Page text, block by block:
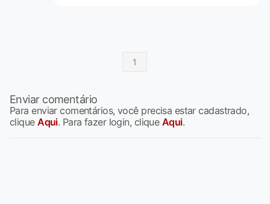
1
Enviar comentário
Para enviar comentários, você precisa estar cadastrado,
cliqueAqui. Para fazer login, clique Aqui.